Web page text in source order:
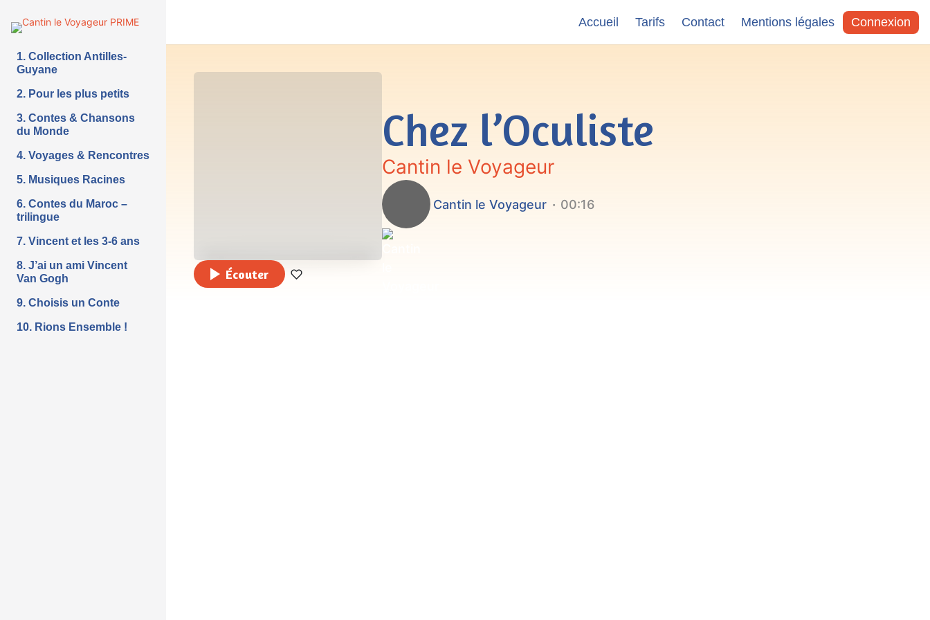
Accueil Tarifs Contact Mentions légales Connexion
1. Collection Antilles-
Guyane
2. Pour les plus petits
3. Contes & Chansons
du Monde
4. Voyages & Rencontres
5. Musiques Racines
6. Contes du Maroc –
trilingue
7. Vincent et les 3-6 ans
8. J’ai un ami Vincent
Van Gogh
9. Choisis un Conte
10. Rions Ensemble !
Chez l’Oculiste
Cantin le Voyageur
Cantin le Voyageur 00:16
Écouter